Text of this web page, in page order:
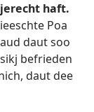
haft.
Poa
daut soo
befrieden
daut dee